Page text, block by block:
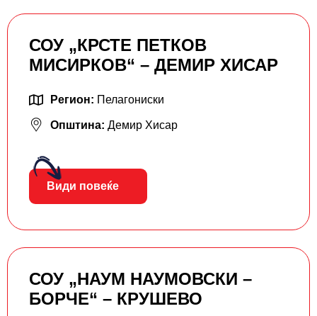
СОУ „КРСТЕ ПETКОВ
МИСИРКОВ“ – ДЕМИР ХИСАР
Регион: Пелагониски
Општина: Демир Хисар
Види повеќе
СОУ „НАУМ НАУМОВСКИ –
БОРЧЕ“ – КРУШЕВО